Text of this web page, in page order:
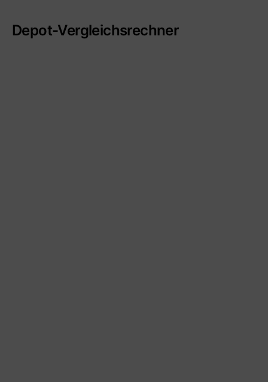
Depot-Vergleichsrechner